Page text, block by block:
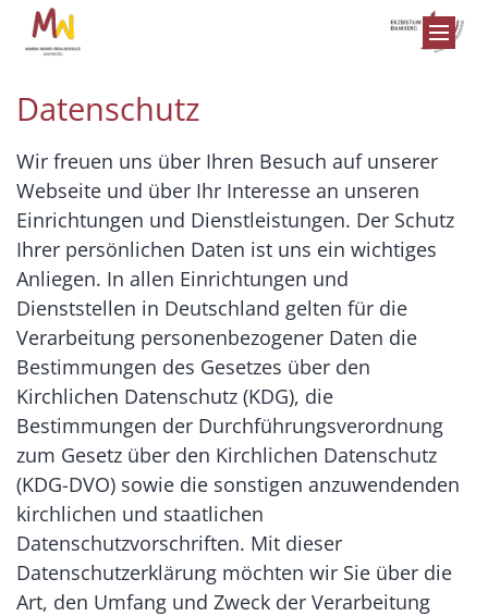
Zum Inhalt springen
Datenschutz
Wir freuen uns über Ihren Besuch auf unserer
Webseite und über Ihr Interesse an unseren
Einrichtungen und Dienstleistungen. Der Schutz
Ihrer persönlichen Daten ist uns ein wichtiges
Anliegen. In allen Einrichtungen und
Dienststellen in Deutschland gelten für die
Verarbeitung personenbezogener Daten die
Bestimmungen des Gesetzes über den
Kirchlichen Datenschutz (KDG), die
Bestimmungen der Durchführungsverordnung
zum Gesetz über den Kirchlichen Datenschutz
(KDG-DVO) sowie die sonstigen anzuwendenden
kirchlichen und staatlichen
Datenschutzvorschriften. Mit dieser
Datenschutzerklärung möchten wir Sie über die
Art, den Umfang und Zweck der Verarbeitung